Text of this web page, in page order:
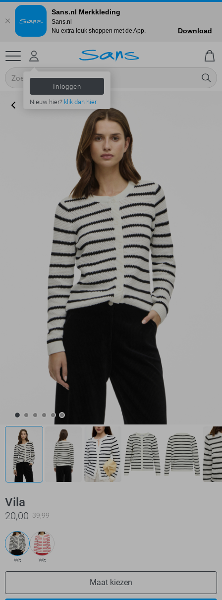
Inloggen
Nieuw hier? klik dan hier
Vila
20,00 39,99
Wit Wit
Maat kiezen
Sans.nl Merkkleding
Sans.nl
Nu extra leuk shoppen met de App.
Download